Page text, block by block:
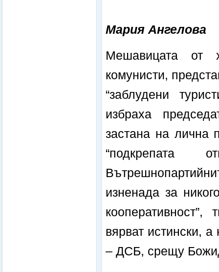
Мария Ангелова
Мешавицата от
комунисти,
“заблудени
избраха
застана на лична
“подкрепата
изненада за
вярват истински,
– ДСБ, срещу